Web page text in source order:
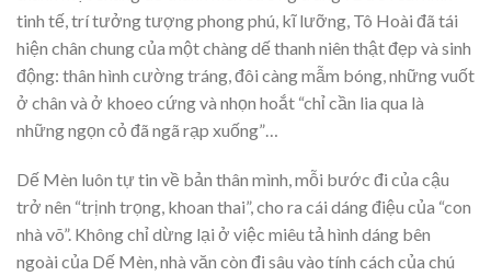
tinh tế, trí tưởng tượng phong phú, kĩ lưỡng, Tô Hoài đã tái
hiện chân chung của một chàng dế thanh niên thật đẹp và sinh
động: thân hình cường tráng, đôi càng mẫm bóng, những vuốt
ở chân và ở khoeo cứng và nhọn hoắt “chỉ cần lia qua là
những ngọn cỏ đã ngã rạp xuống”…
Dế Mèn luôn tự tin về bản thân mình, mỗi bước đi của cậu
trở nên “trịnh trọng, khoan thai”, cho ra cái dáng điệu của “con
nhà võ”. Không chỉ dừng lại ở việc miêu tả hình dáng bên
ngoài của Dế Mèn, nhà văn còn đi sâu vào tính cách của chú